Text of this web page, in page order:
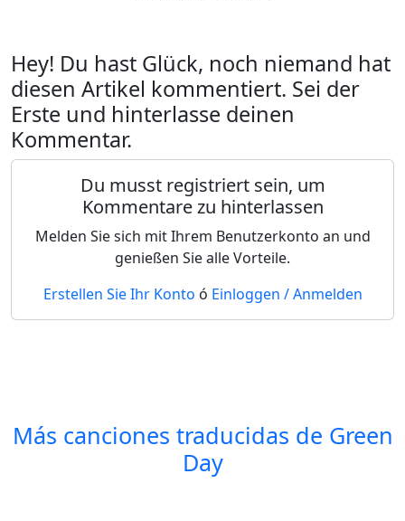
Hey! Du hast Glück, noch niemand hat
diesen Artikel kommentiert. Sei der
Erste und hinterlasse deinen
Kommentar.
Du musst registriert sein, um
Kommentare zu hinterlassen
Melden Sie sich mit Ihrem Benutzerkonto an und
genießen Sie alle Vorteile.
Erstellen Sie Ihr Konto ó Einloggen / Anmelden
Más canciones traducidas de Green
Day